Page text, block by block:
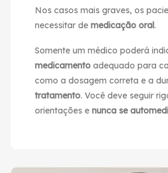
Nos casos mais graves, os
necessitar de medicação oral.
Somente um médico poderá
medicamentoadequado para
como a dosagem correta e a
tratamento. Você deve seguir
orientações e nunca se